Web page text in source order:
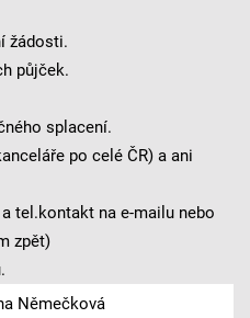
žádosti.
půjček.
splacení.
po celé ČR) a ani
tel.kontakt na e-mailu nebo
zpět)
Němečková